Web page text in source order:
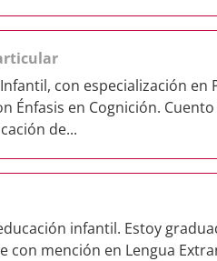
con especialización en
Énfasis en Cognición.
de...
infantil. Estoy
con mención en Lengua